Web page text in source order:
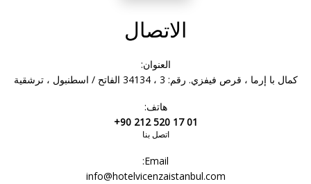
الاتصال
العنوان:
كمال با إرما ، قرص فيفزي. رقم: 3 ، 34134 الفاتح / اسطنبول ، ترشقية
هاتف:
+90 212 520 17 01
اتصل بنا
Email:
info@hotelvicenzaistanbul.com